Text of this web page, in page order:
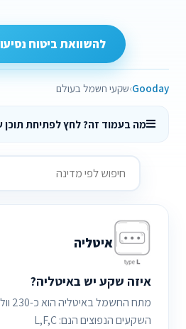
להשוואת ביטוח
Gooday שקעי חשמל בעולם
מה בעמוד זה? לחץ לפתיחת תוכן
איטליה
איזה שקע יש באיטליה?
השקעים הנפוצים הנם: L,F,C